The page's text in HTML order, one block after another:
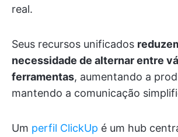
real.
Seus recursos unificados
necessidade de alternar entre
ferramentas, aumentando a
mantendo a comunicação
Um perfil ClickUp é um hub